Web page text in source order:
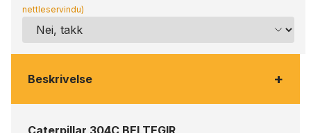
nettleservindu)
Beskrivelse +
Caterpillar 304C BELTEGIR